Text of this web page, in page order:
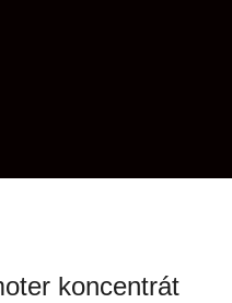
koncentrát